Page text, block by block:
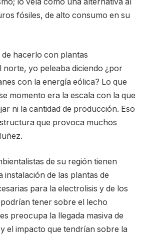
fósiles, de alto consumo en su
de hacerlo con plantas
norte, yo peleaba diciendo ¿por
con la energía eólica? Lo que
momento era la escala con la que
ni la cantidad de producción. Eso
que provoca muchos
de su región tienen
instalación de las plantas de
para la electrolisis y de los
tener sobre el lecho
preocupa la llegada masiva de
el impacto que tendrían sobre la